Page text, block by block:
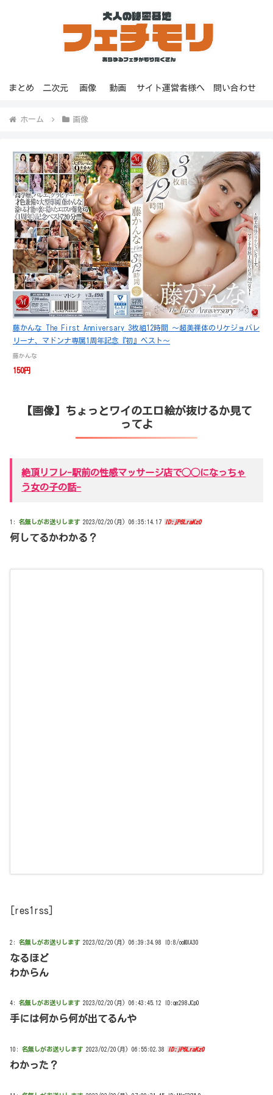
まとめ 二次元 画像 動画 サイト運営者様へ 問い合わせ
ホーム 画像
藤かんな The First Anniversary 3枚組12時間 ～超美裸体のリケジョバレ
リーナ、マドンナ専属1周年記念『初』ベスト～
藤かんな
150円
【画像】ちょっとワイのエロ絵が抜けるか見て
ってよ
絶頂リフレ-駅前の性感マッサージ店で◯◯になっちゃ
う女の子の話-
1: 名無しがお送りします 2023/02/20(月) 06:35:14.17 ID:jP6LraKz0
何してるかわかる？
[res1rss]
2: 名無しがお送りします 2023/02/20(月) 06:39:34.98 ID:8/ooMXA30
なるほど
わからん
4: 名無しがお送りします 2023/02/20(月) 06:43:45.12 ID:qe298JCp0
手には何から何が出てるんや
10: 名無しがお送りします 2023/02/20(月) 06:55:02.38 ID:jP6LraKz0
わかった？